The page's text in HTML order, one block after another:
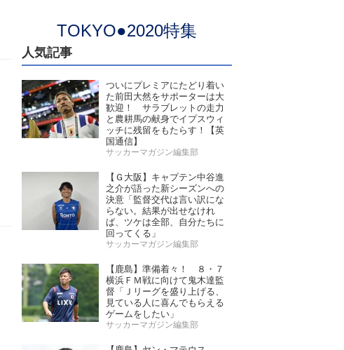
TOKYO●2020特集
人気記事
ついにプレミアにたどり着い
た前田大然をサポーターは大
歓迎！ サラブレットの走力
と農耕馬の献身でイプスウィ
ッチに残留をもたらす！【英
国通信】
サッカーマガジン編集部
【Ｇ大阪】キャプテン中谷進
之介が語った新シーズンへの
決意「監督交代は言い訳にな
らない。結果が出せなけれ
ば、ツケは全部、自分たちに
回ってくる」
サッカーマガジン編集部
【鹿島】準備着々！ ８・７
横浜ＦＭ戦に向けて鬼木達監
督「Ｊリーグを盛り上げる、
見ている人に喜んでもらえる
ゲームをしたい」
サッカーマガジン編集部